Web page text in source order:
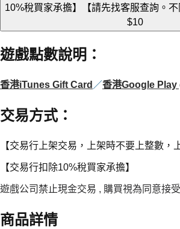
10%稅買家承擔】【請先找客服查詢。不
$10
遊戲點數說明 ：
香港iTunes Gift Card ／香港Google Play
交易方式：
【交易行上架交易，上架時不要上整數，
【交易行扣除10%稅買家承擔】
遊戲公司禁止現金交易 , 購買視為同意接
商品詳情